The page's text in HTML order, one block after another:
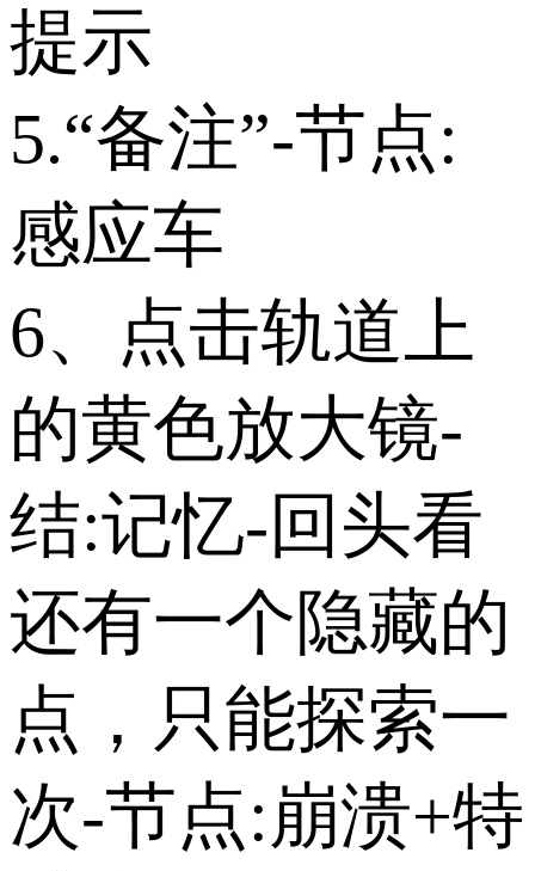
提示
5.“备注”-节点:
感应车
6、点击轨道上
的黄色放大镜-
结:记忆-回头看
还有一个隐藏的
点，只能探索一
次-节点:崩溃+特